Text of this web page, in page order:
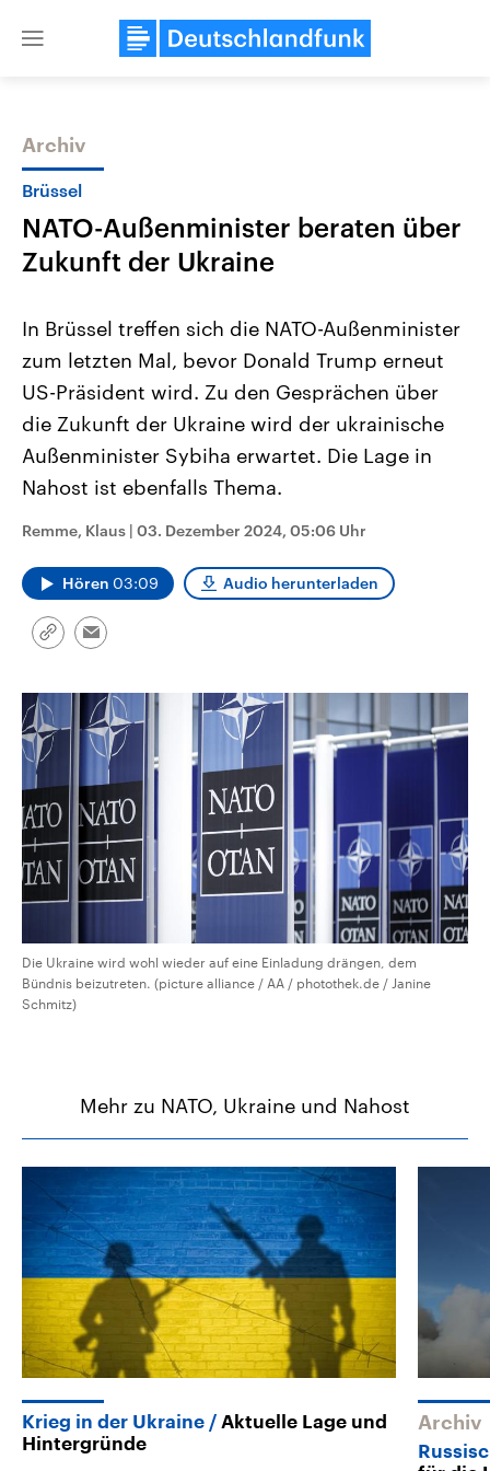
Close
Themen
Landtagswahl Sachsen-Anhalt
2026
Alle Informationen
Sachsen-Anhalt wählt am 6.
September 2026 einen neuen
Landtag. Seit 2021 wird das
Bundesland von einer Koalition aus
Umfragen, Prognosen,
Wahlprogramme, aktuelle Berichte
und Kandidaten der anstehenden
Wahl.
Aktuelle Beiträge,
Hintergründe
Wirtschaftlich und
gehören die Vereinigten
den mächtigsten Ländern
Archiv
Brüssel
NATO-Außenminister beraten über
Zukunft der Ukraine
In Brüssel treffen sich die NATO-Außenminister
zum letzten Mal, bevor Donald Trump erneut
US-Präsident wird. Zu den Gesprächen über
die Zukunft der Ukraine wird der ukrainische
Außenminister Sybiha erwartet. Die Lage in
Nahost ist ebenfalls Thema.
Remme, Klaus | 03. Dezember 2024, 05:06 Uhr
Hören 03:09 Audio herunterladen
Link
Email
Die Ukraine wird wohl wieder auf eine Einladung drängen, dem
Bündnis beizutreten. (picture alliance / AA / photothek.de / Janine
Schmitz)
Mehr zu NATO, Ukraine und Nahost
Krieg in der Ukraine
Aktuelle Lage und
Hintergründe
Archiv